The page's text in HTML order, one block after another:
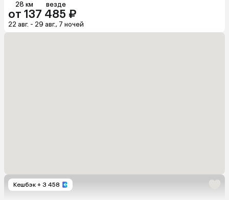
28 км везде
от 137 485 ₽
22 авг. - 29 авг., 7 ночей
Кешбэк + 3 458